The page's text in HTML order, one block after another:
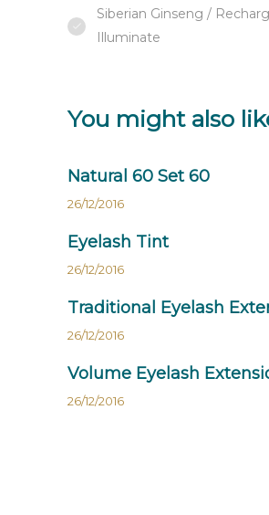
Siberian Ginseng /
Illuminate
You might also
Natural 60 Set 60
26/12/2016
Eyelash Tint
26/12/2016
Traditional Eyelash
26/12/2016
Volume Eyelash
26/12/2016